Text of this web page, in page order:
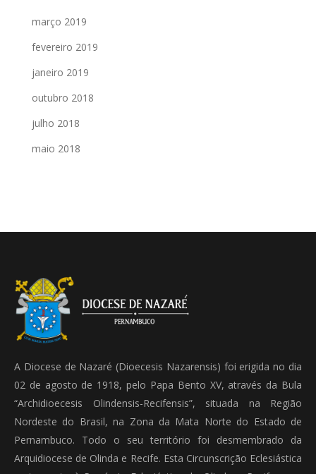
março 2019
fevereiro 2019
janeiro 2019
outubro 2018
julho 2018
maio 2018
A Diocese de Nazaré (Dioecesis Nazarensis) foi erigida no dia
02 de agosto de 1918, pelo Papa Bento XV, através da Bula
“Archidioecesis Olindensis-Recifensis”, situada na Região
Nordeste do Brasil, na Zona da Mata Norte do Estado de
Pernambuco. Todo o seu território foi desmembrado da
Arquidiocese de Olinda e Recife. Esta Circunscrição Eclesiástica